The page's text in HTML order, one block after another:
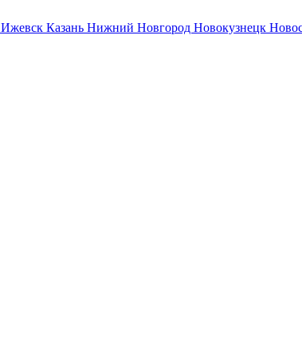
Ижевск Казань Нижний Новгород Новокузнецк